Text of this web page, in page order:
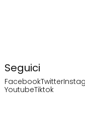
Seguici
FacebookTwitter
YoutubeTiktok